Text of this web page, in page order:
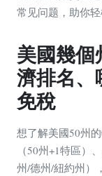
常见问题，助你轻
美國幾個
濟排名、
免稅
想了解美國50州
（50州+1特區）
州/德州/紐約州）